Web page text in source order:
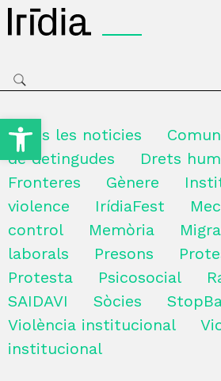
Obre la barra d'eines
Totes les noticies
de detingudes
Drets
Fronteres
Gènere
violence
IrídiaFest
control
Memòria
laborals
Presons
Protesta
Psicosocial
SAIDAVI
Sòcies
Violència institucional
institucional